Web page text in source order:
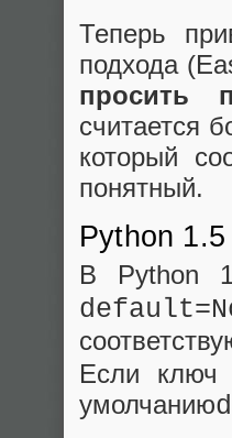
Теперь
подхода
просить
считается
который
понятный.
Python 1.5
В Python
Если ключ
умолчанию